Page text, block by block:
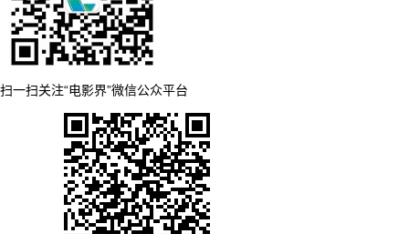
扫一扫关注“电影界”微信公众平台